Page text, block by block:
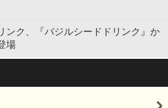
ンク、『バジルシードドリンク』か
場